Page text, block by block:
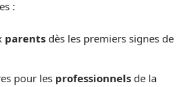
:
parents dès les premiers signes de
pour les professionnels de la